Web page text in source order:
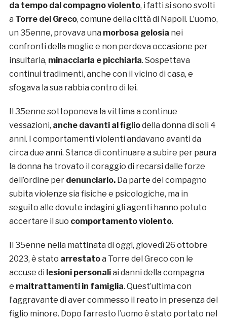
da tempo dal compagno violento, i fatti si sono svolti
a Torre del Greco, comune della città di Napoli. L’uomo,
un 35enne, provava una morbosa gelosia nei
confronti della moglie e non perdeva occasione per
insultarla, minacciarla e picchiarla. Sospettava
continui tradimenti, anche con il vicino di casa, e
sfogava la sua rabbia contro di lei.
Il 35enne sottoponeva la vittima a continue
vessazioni, anche davanti al figliodella donna di soli 4
anni. I comportamenti violenti andavano avanti da
circa due anni. Stanca di continuare a subire per paura
la donna ha trovato il coraggio di recarsi dalle forze
dell’ordine per denunciarlo.Da parte del compagno
subita violenze sia fisiche e psicologiche, ma in
seguito alle dovute indagini gli agenti hanno potuto
accertare il suo comportamento violento.
Il 35enne nella mattinata di oggi, giovedì 26 ottobre
2023, è stato arrestatoa Torre del Greco con le
accuse di lesioni personaliai danni della compagna
e maltrattamenti in famiglia. Quest’ultima con
l’aggravante di aver commesso il reato in presenza del
figlio minore. Dopo l’arresto l’uomo è stato portato nel